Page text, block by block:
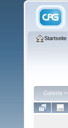
Startseite
Galerie >